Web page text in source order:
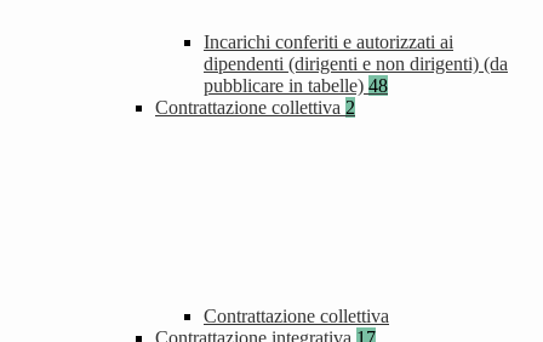
Incarichi conferiti e autorizzati ai
dipendenti (dirigenti e non dirigenti) (da
pubblicare in tabelle) 48
Contrattazione collettiva 2
Contrattazione collettiva